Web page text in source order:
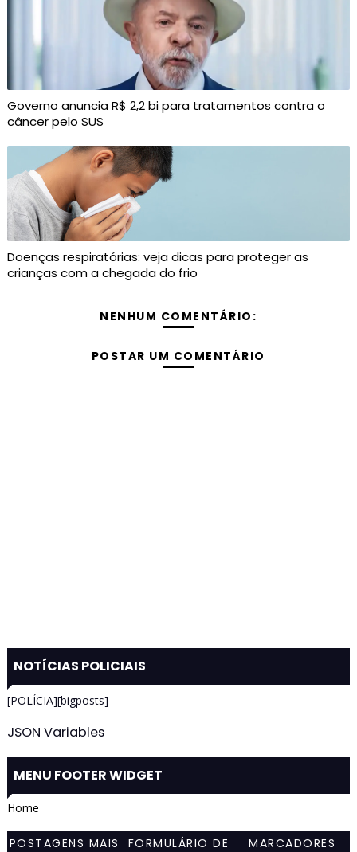
Governo anuncia R$ 2,2 bi para tratamentos contra o
câncer pelo SUS
Doenças respiratórias: veja dicas para proteger as
crianças com a chegada do frio
NENHUM COMENTÁRIO:
POSTAR UM COMENTÁRIO
NOTÍCIAS POLICIAIS
[POLÍCIA][bigposts]
JSON Variables
MENU FOOTER WIDGET
Home
POSTAGENS MAIS
FORMULÁRIO DE
MARCADORES